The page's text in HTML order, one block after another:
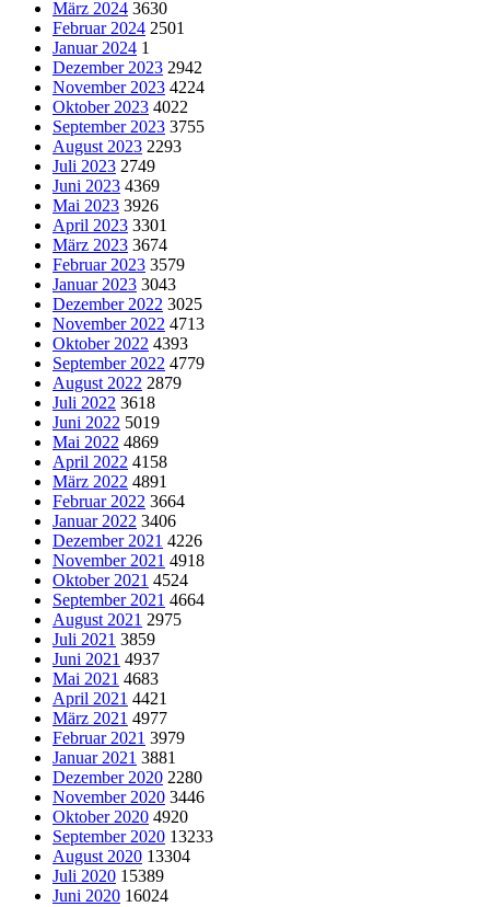
März 2024 3630
Februar 2024 2501
Januar 2024 1
Dezember 2023 2942
November 2023 4224
Oktober 2023 4022
September 2023 3755
August 2023 2293
Juli 2023 2749
Juni 2023 4369
Mai 2023 3926
April 2023 3301
März 2023 3674
Februar 2023 3579
Januar 2023 3043
Dezember 2022 3025
November 2022 4713
Oktober 2022 4393
September 2022 4779
August 2022 2879
Juli 2022 3618
Juni 2022 5019
Mai 2022 4869
April 2022 4158
März 2022 4891
Februar 2022 3664
Januar 2022 3406
Dezember 2021 4226
November 2021 4918
Oktober 2021 4524
September 2021 4664
August 2021 2975
Juli 2021 3859
Juni 2021 4937
Mai 2021 4683
April 2021 4421
März 2021 4977
Februar 2021 3979
Januar 2021 3881
Dezember 2020 2280
November 2020 3446
Oktober 2020 4920
September 2020 13233
August 2020 13304
Juli 2020 15389
Juni 2020 16024